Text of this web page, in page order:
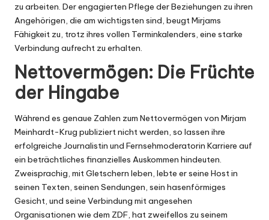
zu arbeiten. Der engagierten Pflege der Beziehungen zu ihren
Angehörigen, die am wichtigsten sind, beugt Mirjams
Fähigkeit zu, trotz ihres vollen Terminkalenders, eine starke
Verbindung aufrecht zu erhalten.
Nettovermögen: Die Früchte
der Hingabe
Während es genaue Zahlen zum Nettovermögen von Mirjam
Meinhardt-Krug publiziert nicht werden, so lassen ihre
erfolgreiche Journalistin und Fernsehmoderatorin Karriere auf
ein beträchtliches finanzielles Auskommen hindeuten.
Zweisprachig, mit Gletschern leben, lebte er seine Host in
seinen Texten, seinen Sendungen, sein hasenförmiges
Gesicht, und seine Verbindung mit angesehen
Organisationen wie dem ZDF, hat zweifellos zu seinem